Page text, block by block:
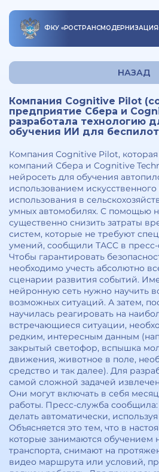
ФКУ «РОСТРАНСМОДЕРНИЗАЦИЯ
НАЗАД
Компания Cognitive Pilot
предприятие Сбера и
разработала технологию
обучения ИИ для
Компания Cognitive Pilot, которая
компаний Сбера и Cognitive
нейросеть для обучения
использованием искусственного
использования в
умных автомобилях. С помощью
существенно снизить затраты
систем, которые не требуют
умений, сообщили ТАСС в
Чтобы гарантировать
необходимо учесть абсолютно
сценарии развития событий.
нейронную сеть нужно научить
возможных ситуаций. А затем,
научилась реагировать на
встречающиеся ситуации,
редким, интересным данным
закрытый светофор, вспышка
движения, животное в поле,
средство и так далее). Для
самой сложной задачей
Они могут включать в себя
работы. Пресс-служба
делать автоматически,
Объясняется это тем, что в
которые занимаются обучением
транспорта, снимают на
видео маршрута или условий,